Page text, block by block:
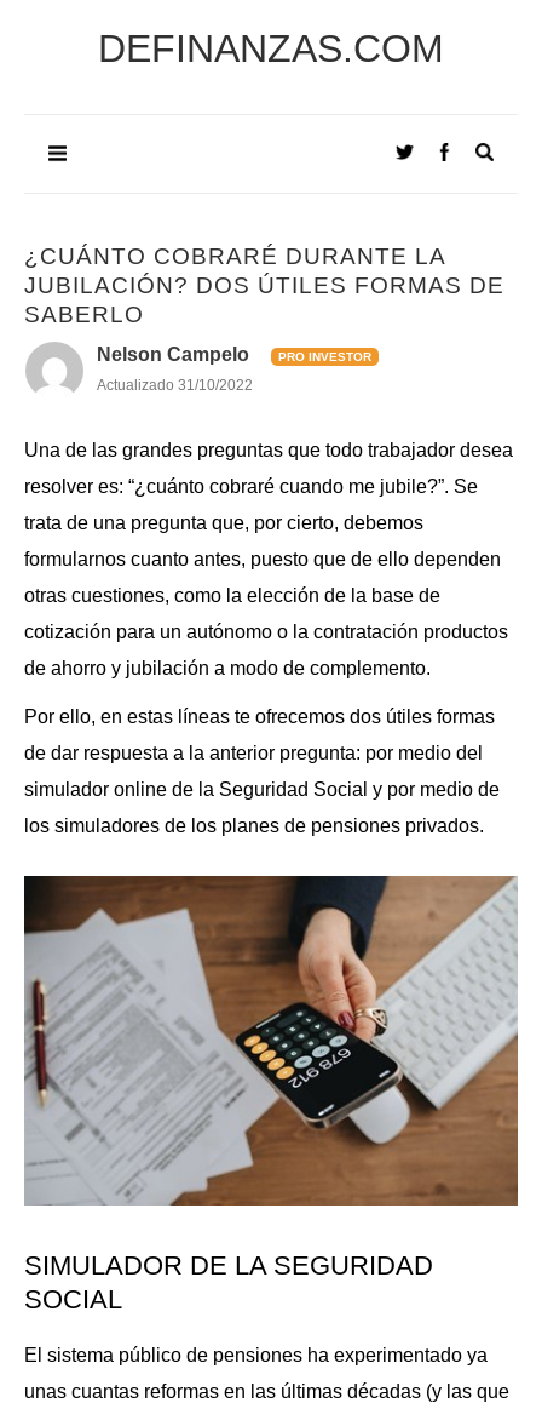
DEFINANZAS.COM
¿CUÁNTO COBRARÉ DURANTE LA
JUBILACIÓN? DOS ÚTILES FORMAS DE
SABERLO
Nelson Campelo PRO INVESTOR
Actualizado 31/10/2022
Una de las grandes preguntas que todo trabajador desea
resolver es: “¿cuánto cobraré cuando me jubile?”. Se
trata de una pregunta que, por cierto, debemos
formularnos cuanto antes, puesto que de ello dependen
otras cuestiones, como la elección de la base de
cotización para un autónomo o la contratación productos
de ahorro y jubilación a modo de complemento.
Por ello, en estas líneas te ofrecemos dos útiles formas
de dar respuesta a la anterior pregunta: por medio del
simulador online de la Seguridad Social y por medio de
los simuladores de los planes de pensiones privados.
SIMULADOR DE LA SEGURIDAD
SOCIAL
El sistema público de pensiones ha experimentado ya
unas cuantas reformas en las últimas décadas (y las que